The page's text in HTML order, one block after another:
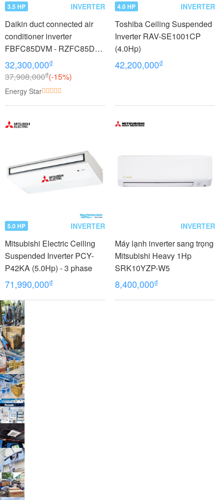
3.5 HP INVERTER
Daikin duct connected air
conditioner inverter
FBFC85DVM - RZFC85DY1
+ BRC2E61 (3.5Hp) - 3
phase
32,300,000₫
37,908,000₫(-15%)
Energy Star
4.0 HP INVERTER
Toshiba Ceiling Suspended
Inverter RAV-SE1001CP
(4.0Hp)
42,200,000₫
5.0 HP INVERTER
Mitsubishi Electric Ceiling
Suspended Inverter PCY-
P42KA (5.0Hp) - 3 phase
71,990,000₫
INVERTER
Máy lạnh inverter sang trọng
Mitsubishi Heavy 1Hp
SRK10YZP-W5
8,400,000₫